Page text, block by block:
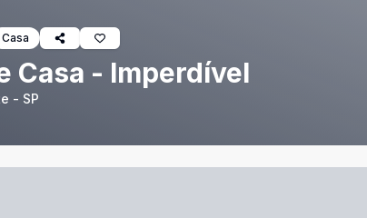
Casa
Casa - Imperdível
- SP